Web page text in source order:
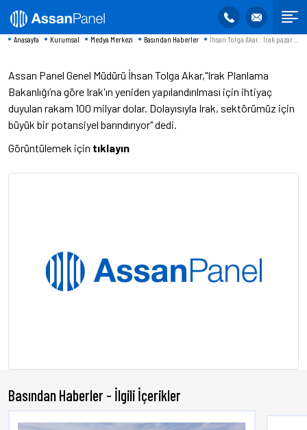
Anasayfa Kurumsal Medya Merkezi Basından Haberler İhsan Tolga Akar : Irak pazar ...
Assan Panel Genel Müdürü İhsan Tolga Akar,"Irak Planlama
Bakanlığı’na göre Irak'ın yeniden yapılandırılması için ihtiyaç
duyulan rakam 100 milyar dolar. Dolayısıyla Irak, sektörümüz için
büyük bir potansiyel barındırıyor" dedi.
Görüntülemek için tıklayın
Basından Haberler - İlgili İçerikler